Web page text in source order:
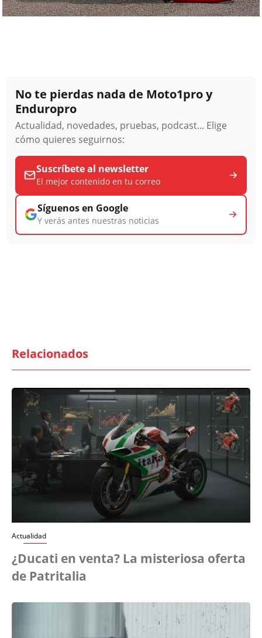
No te pierdas nada de Moto1pro y
Enduropro
Actualidad, novedades, pruebas, podcast... Elige
cómo quieres seguirnos:
Suscríbete al newsletter
El mejor contenido en tu correo
Síguenos en Google
Y verás antes nuestras noticias
Relacionados
Actualidad
¿Ducati en venta? La misteriosa oferta
de Patritalia